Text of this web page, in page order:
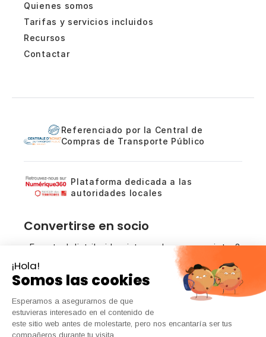
Quienes somos
Tarifas y servicios incluidos
Recursos
Contactar
Referenciado por la Central de
Compras de Transporte Público
Plataforma dedicada a las
autoridades locales
Convertirse en socio
¿Es usted distribuidor, integrador o prescriptor?
Analicemos las oportunidades de colaboración
en torno a nuestras soluciones de conteo.
Póngase en contacto con nosotros